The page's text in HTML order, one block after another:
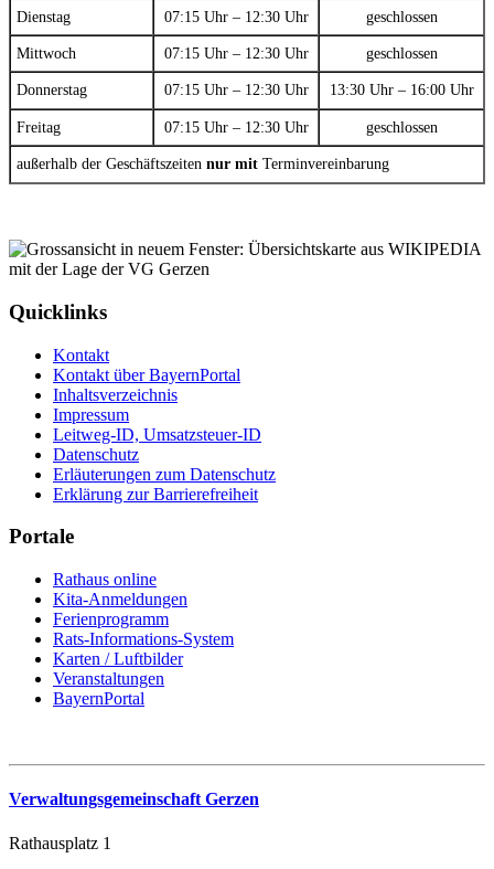
Dienstag 07:15 Uhr – 12:30 Uhr geschlossen
Mittwoch 07:15 Uhr – 12:30 Uhr geschlossen
Donnerstag 07:15 Uhr – 12:30 Uhr 13:30 Uhr – 16:00 Uhr
Freitag 07:15 Uhr – 12:30 Uhr geschlossen
außerhalb der Geschäftszeiten nur mit Terminvereinbarung
Quicklinks
Kontakt
Kontakt über BayernPortal
Inhaltsverzeichnis
Impressum
Leitweg-ID, Umsatzsteuer-ID
Datenschutz
Erläuterungen zum Datenschutz
Erklärung zur Barrierefreiheit
Portale
Rathaus online
Kita-Anmeldungen
Ferienprogramm
Rats-Informations-System
Karten / Luftbilder
Veranstaltungen
BayernPortal
Verwaltungsgemeinschaft Gerzen
Rathausplatz 1